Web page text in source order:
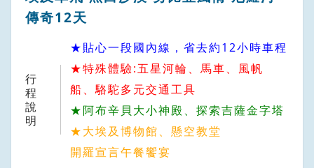
傳奇12天
行
程
說
明
★貼心一段國內線，省去約12小時車程
★特殊體驗:五星河輪、馬車、風帆
船、駱駝多元交通工具
★阿布辛貝大小神殿、探索吉薩金字塔
★大埃及博物館、懸空教堂
開羅宣言午餐饗宴